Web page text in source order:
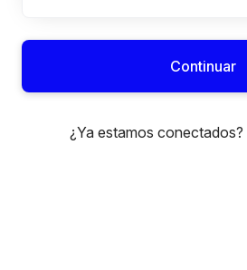
Continuar
¿Ya estamos conectados?